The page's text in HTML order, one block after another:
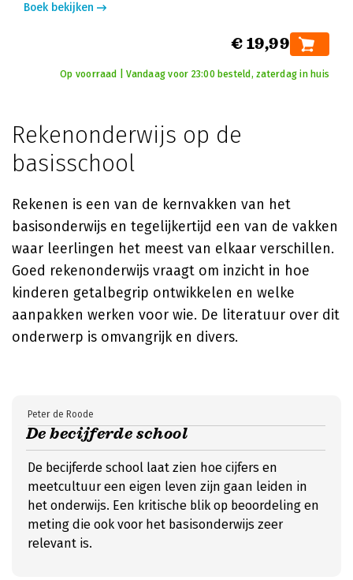
Boek bekijken
€ 19,99
Op voorraad | Vandaag voor 23:00 besteld, zaterdag in huis
Rekenonderwijs op de
basisschool
Rekenen is een van de kernvakken van het
basisonderwijs en tegelijkertijd een van de vakken
waar leerlingen het meest van elkaar verschillen.
Goed rekenonderwijs vraagt om inzicht in hoe
kinderen getalbegrip ontwikkelen en welke
aanpakken werken voor wie. De literatuur over dit
onderwerp is omvangrijk en divers.
De becijferde school
Peter de Roode
De becijferde school laat zien hoe cijfers en
meetcultuur een eigen leven zijn gaan leiden in
het onderwijs. Een kritische blik op beoordeling en
meting die ook voor het basisonderwijs zeer
relevant is.